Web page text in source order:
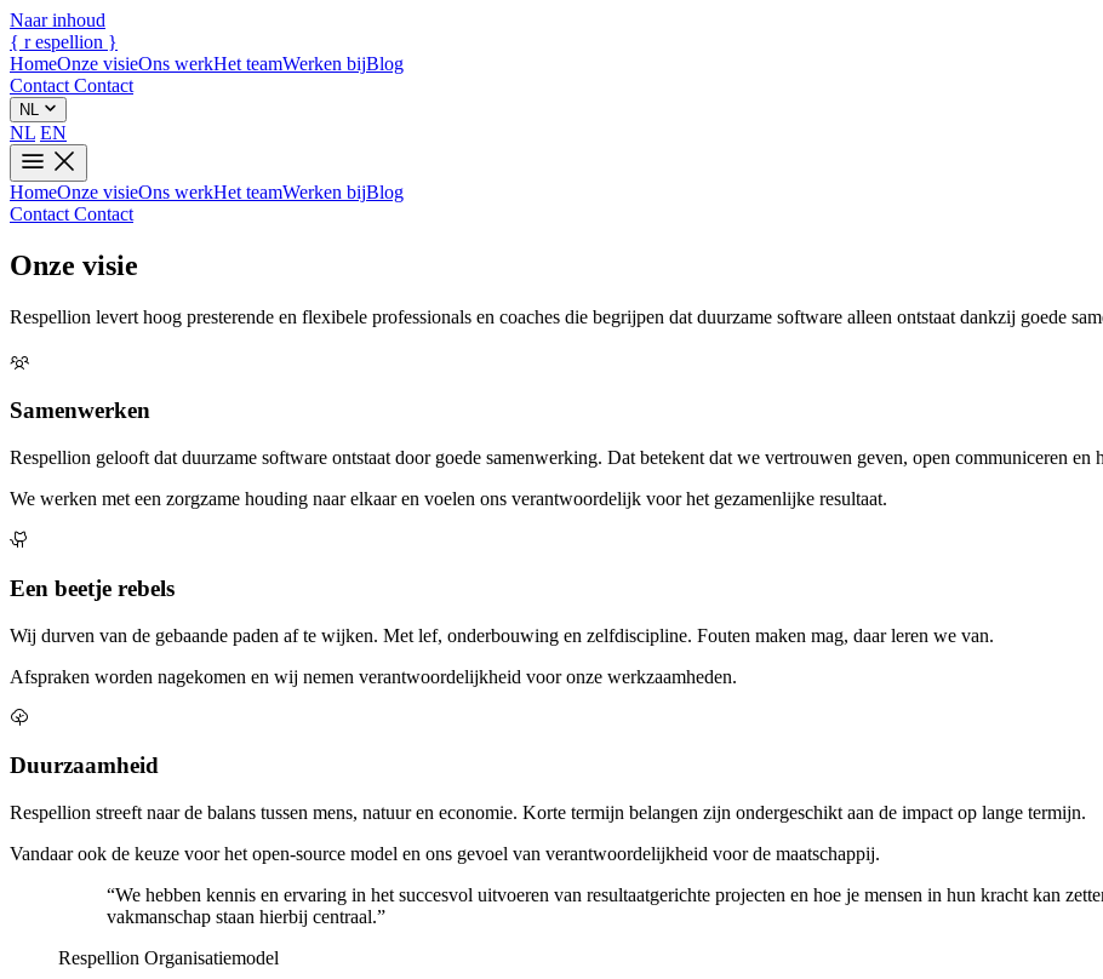
Naar inhoud
{ r espellion }
HomeOnze visieOns werkHet teamWerken bijBlog
Contact Contact
NL
NL EN
HomeOnze visieOns werkHet teamWerken bijBlog
Contact Contact
Onze visie
Respellion levert hoog presterende en flexibele professionals en coaches die begrijpen dat duurzame software alleen ontstaat dankzij goede
Samenwerken
Respellion gelooft dat duurzame software ontstaat door goede samenwerking. Dat betekent dat we vertrouwen geven, open communiceren
We werken met een zorgzame houding naar elkaar en voelen ons verantwoordelijk voor het gezamenlijke resultaat.
Een beetje rebels
Wij durven van de gebaande paden af te wijken. Met lef, onderbouwing en zelfdiscipline. Fouten maken mag, daar leren we van.
Afspraken worden nagekomen en wij nemen verantwoordelijkheid voor onze werkzaamheden.
Duurzaamheid
Respellion streeft naar de balans tussen mens, natuur en economie. Korte termijn belangen zijn ondergeschikt aan de impact op lange termijn.
Vandaar ook de keuze voor het open-source model en ons gevoel van verantwoordelijkheid voor de maatschappij.
“We hebben kennis en ervaring in het succesvol uitvoeren van resultaatgerichte projecten en hoe je mensen in hun kracht kan
vakmanschap staan hierbij centraal.”
Respellion Organisatiemodel